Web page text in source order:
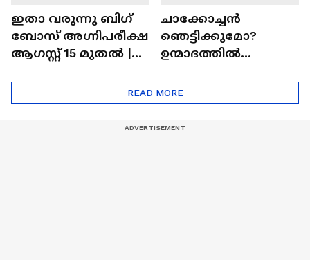
ഇതാ വരുന്നു ബിഗ്
ബോസ് അഗ്നിപരീക്ഷ
ആഗസ്റ്റ് 15 മുതൽ |
ചാക്കോച്ചന്‍
ഞെട്ടിക്കുമോ?
ഉന്മാദത്തിൽ
ന്ത്?| Unmadham
Movie| Kunchacko
READ MORE